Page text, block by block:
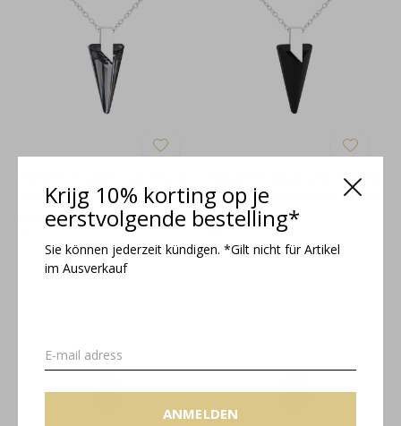
Krijg 10% korting op je
eerstvolgende bestelling*
Sie können jederzeit kündigen. *Gilt nicht für Artikel
im Ausverkauf
ANMELDEN
Spike - Sterling Silber - 1705
€46,95
Halskette Swarovski Kristall
Spike - Sterling Silber - 1704
€46,95